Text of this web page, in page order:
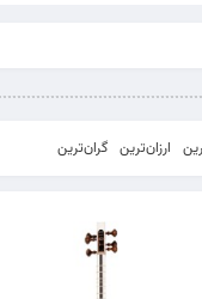
ارزان‌ترین گران‌ترین